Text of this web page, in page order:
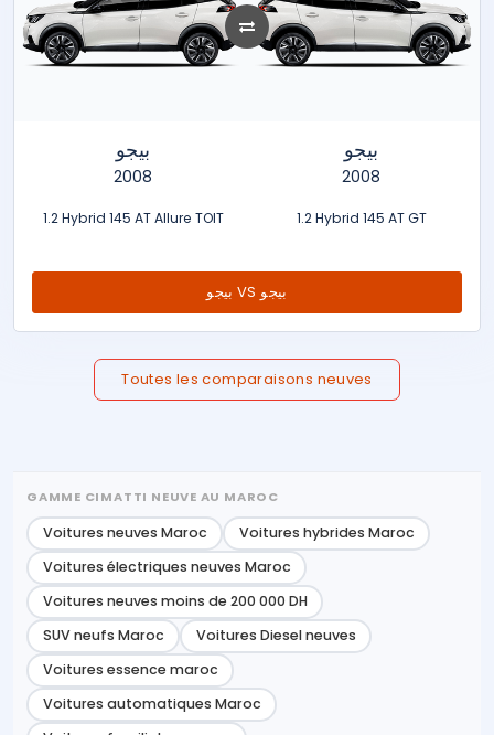
بيجو
2008
1.2 Hybrid 145 AT Allure TOIT
بيجو
2008
1.2 Hybrid 145 AT GT
بيجو VS بيجو
Toutes les comparaisons neuves
GAMME CIMATTI NEUVE AU MAROC
Voitures neuves Maroc
Voitures hybrides Maroc
Voitures électriques neuves Maroc
Voitures neuves moins de 200 000 DH
SUV neufs Maroc
Voitures Diesel neuves
Voitures essence maroc
Voitures automatiques Maroc